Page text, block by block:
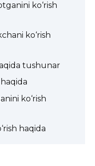
ko‘rish
ko‘rish
tushunar
ko‘rish
haqida